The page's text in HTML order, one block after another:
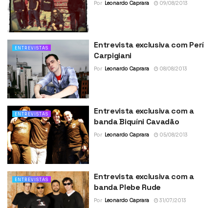
Por Leonardo Caprara 09/08/2013
ENTREVISTAS
Entrevista exclusiva com Perí
Carpigiani
Por Leonardo Caprara 08/08/2013
ENTREVISTAS
Entrevista exclusiva com a
banda Biquíni Cavadão
Por Leonardo Caprara 05/08/2013
ENTREVISTAS
Entrevista exclusiva com a
banda Plebe Rude
Por Leonardo Caprara 31/07/2013